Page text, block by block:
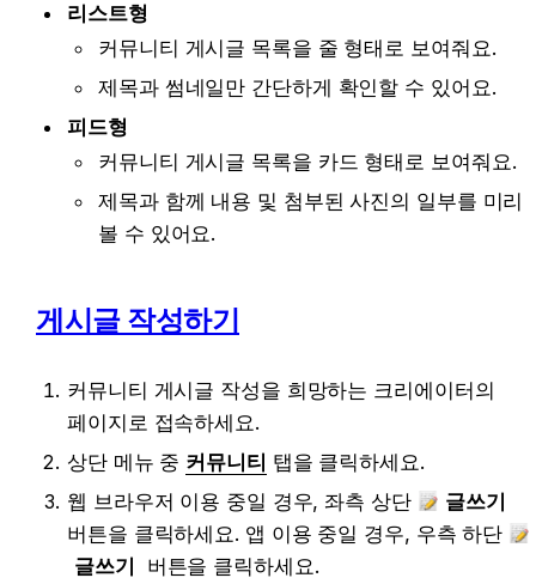
리스트형
커뮤니티 게시글 목록을 줄 형태로 보여줘요.
제목과 썸네일만 간단하게 확인할 수 있어요.
피드형
커뮤니티 게시글 목록을 카드 형태로 보여줘요.
제목과 함께 내용 및 첨부된 사진의 일부를 미리
볼 수 있어요.
게시글 작성하기
커뮤니티 게시글 작성을 희망하는 크리에이터의
페이지로 접속하세요.
상단 메뉴 중 커뮤니티 탭을 클릭하세요.
웹 브라우저 이용 중일 경우, 좌측 상단
글쓰기
버튼을 클릭하세요. 앱 이용 중일 경우, 우측 하단
글쓰기
버튼을 클릭하세요.